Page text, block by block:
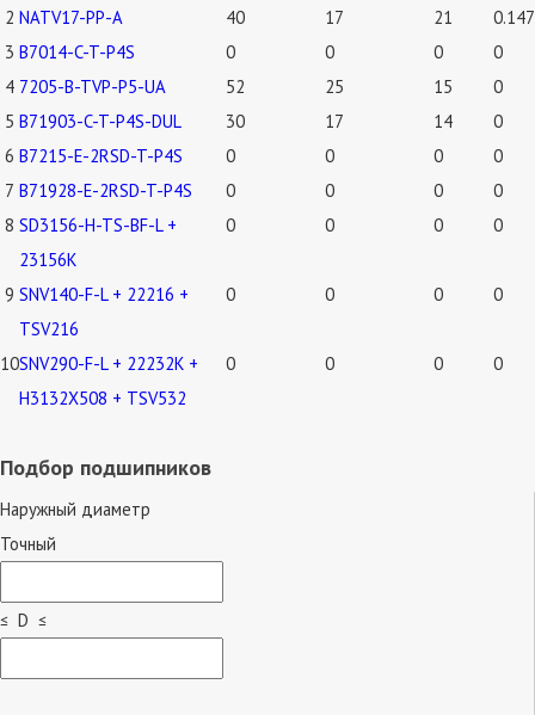
2 NATV17-PP-A 40 17 21
0.147
3 B7014-C-T-P4S 0 0 0
0
4 7205-B-TVP-P5-UA 52 25 15
0
5 B71903-C-T-P4S-DUL 30 17 14
0
6 B7215-E-2RSD-T-P4S 0 0 0
0
7 B71928-E-2RSD-T-P4S 0 0 0
0
8 SD3156-H-TS-BF-L +
23156K
0 0 0 0
9 SNV140-F-L + 22216 +
TSV216
0 0 0 0
10SNV290-F-L + 22232K +
H3132X508 + TSV532
0 0 0 0
Подбор подшипников
Наружный диаметр
Точный
≤ D ≤